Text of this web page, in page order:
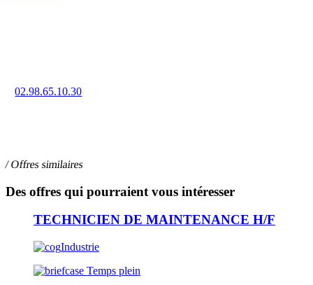
02.98.65.10.30
/ Offres similaires
Des offres qui pourraient vous intéresser
TECHNICIEN DE MAINTENANCE H/F
Industrie
Temps plein